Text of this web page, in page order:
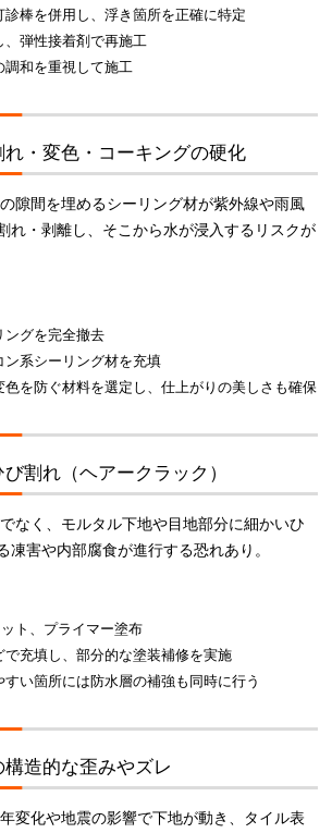
棒を併用し、浮き箇所を正確に特定
弾性接着剤で再施工
調和を重視して施工
・変色・コーキングの硬化
の隙間を埋めるシーリング材が紫外線や雨風
れ・剥離し、そこから水が浸入するリスクが
ングを完全撤去
ン系シーリング材を充填
を防ぐ材料を選定し、仕上がりの美しさも確保
割れ（ヘアークラック）
なく、モルタル下地や目地部分に細かいひ
凍害や内部腐食が進行する恐れあり。
ト、プライマー塗布
で充填し、部分的な塗装補修を実施
い箇所には防水層の補強も同時に行う
造的な歪みやズレ
年変化や地震の影響で下地が動き、タイル表